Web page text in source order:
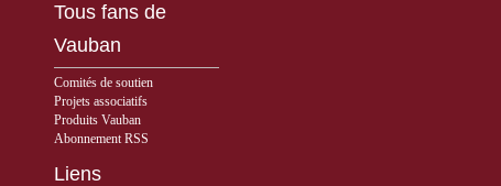
Tous fans de
Vauban
Comités de soutien
Projets associatifs
Produits Vauban
Abonnement RSS
Liens